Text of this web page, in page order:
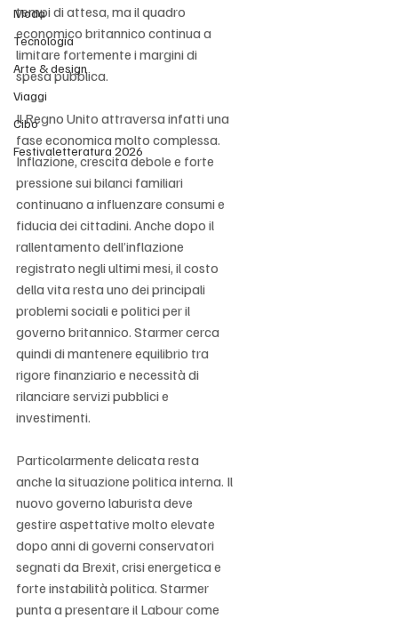
Moda
Tecnologia
Arte & design
Viaggi
Cibo
Festivaletteratura 2026
tempi di attesa, ma il quadro
economico britannico continua a
limitare fortemente i margini di
spesa pubblica.
Il Regno Unito attraversa infatti una
fase economica molto complessa.
Inflazione, crescita debole e forte
pressione sui bilanci familiari
continuano a influenzare consumi e
fiducia dei cittadini. Anche dopo il
rallentamento dell’inflazione
registrato negli ultimi mesi, il costo
della vita resta uno dei principali
problemi sociali e politici per il
governo britannico. Starmer cerca
quindi di mantenere equilibrio tra
rigore finanziario e necessità di
rilanciare servizi pubblici e
investimenti.
Particolarmente delicata resta
anche la situazione politica interna. Il
nuovo governo laburista deve
gestire aspettative molto elevate
dopo anni di governi conservatori
segnati da Brexit, crisi energetica e
forte instabilità politica. Starmer
punta a presentare il Labour come